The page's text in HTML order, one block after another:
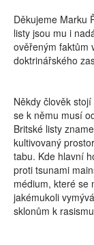
Děkujeme Marku
listy jsou mu i
ověřeným faktům
doktrinářského
Někdy člověk
se k němu musí
Britské listy
kultivovaný
tabu. Kde hlavní
proti tsunami
médium, které se
jakémukoli
sklonům k